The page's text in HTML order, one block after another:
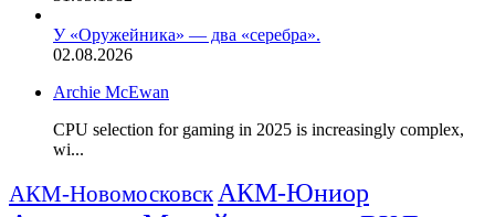
У «Оружейника» — два «серебра».
02.08.2026
Archie McEwan
CPU selection for gaming in 2025 is increasingly complex,
wi...
АКМ-Новомосковск АКМ-Юниор